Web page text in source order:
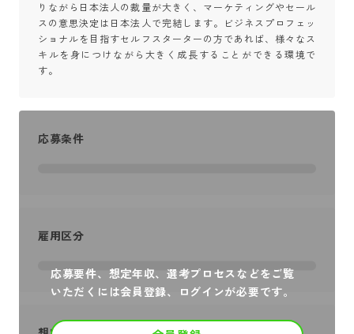
りながら日本法人の裁量が大きく、マーケティングやセール
スの意思決定は日本法人で完結します。ビジネスプロフェッ
ショナルを目指すセルフスターターの方であれば、様々なス
キルを身につけながら大きく成長することができる環境で
す。
応募要件、想定年収、選考プロセスなどをご覧
いただくには会員登録、ログインが必要です。
応募条件
雇用区分